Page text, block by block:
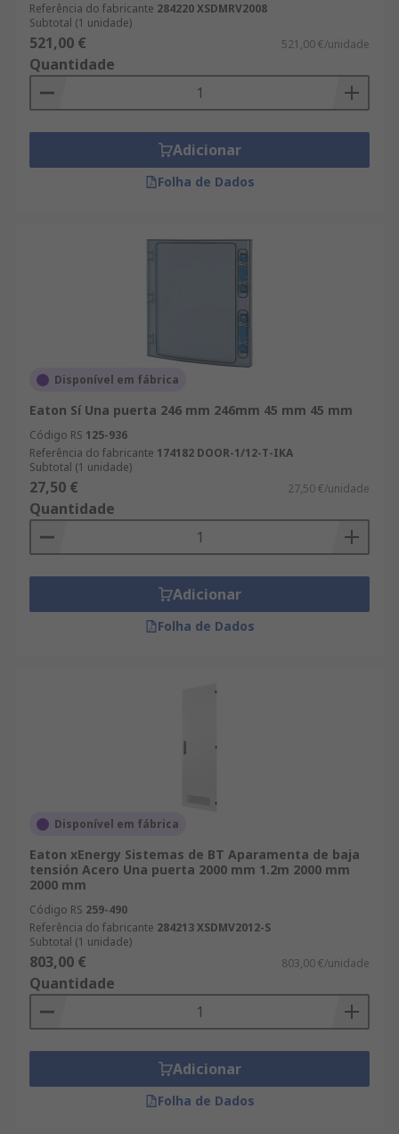
Referência do fabricante 284220 XSDMRV2008
Subtotal (1 unidade)
521,00 € 521,00 €/unidade
Quantidade
Adicionar
Folha de Dados
Disponível em fábrica
Eaton Sí Una puerta 246 mm 246mm 45 mm 45 mm
Código RS 125-936
Referência do fabricante 174182 DOOR-1/12-T-IKA
Subtotal (1 unidade)
27,50 € 27,50 €/unidade
Quantidade
Adicionar
Folha de Dados
Disponível em fábrica
Eaton xEnergy Sistemas de BT Aparamenta de baja
tensión Acero Una puerta 2000 mm 1.2m 2000 mm
2000 mm
Código RS 259-490
Referência do fabricante 284213 XSDMV2012-S
Subtotal (1 unidade)
803,00 € 803,00 €/unidade
Quantidade
Adicionar
Folha de Dados